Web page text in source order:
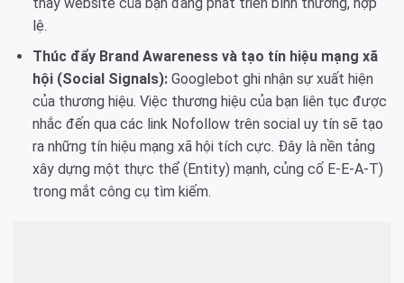
lệ.
Thúc đẩy Brand Awareness và tạo tín hiệu mạng xã
hội (Social Signals):Googlebot ghi nhận sự xuất hiện
của thương hiệu. Việc thương hiệu của bạn liên tục được
nhắc đến qua các link Nofollow trên social uy tín sẽ tạo
ra những tín hiệu mạng xã hội tích cực. Đây là nền tảng
xây dựng một thực thể (Entity) mạnh, củng cố E-E-A-T)
trong mắt công cụ tìm kiếm.